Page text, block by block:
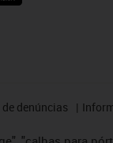
denúncias